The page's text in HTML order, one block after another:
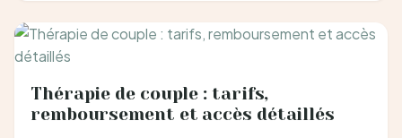
Thérapie de couple : tarifs,
remboursement et accès détaillés